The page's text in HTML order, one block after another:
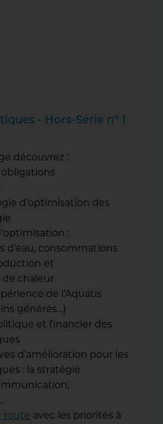
- Hors-Série n° 1
découvrez :
obligations
d’optimisation des
:
d’eau, consommations
et
chaleur
de l’Aquatis
générés…)
et financier des
d’amélioration pour les
: la stratégie
route avec les priorités à